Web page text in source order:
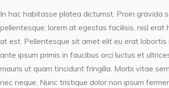
In hac habitasse platea dictumst. Proin gravida
pellentesque, lorem at egestas facilisis, nisl
at est. Pellentesque sit amet elit eu erat lobortis
ante ipsum primis in faucibus orci luctus et
mauris ut quam tincidunt fringilla. Morbi vitae
nec neque. Nunc tristique dolor non ipsum